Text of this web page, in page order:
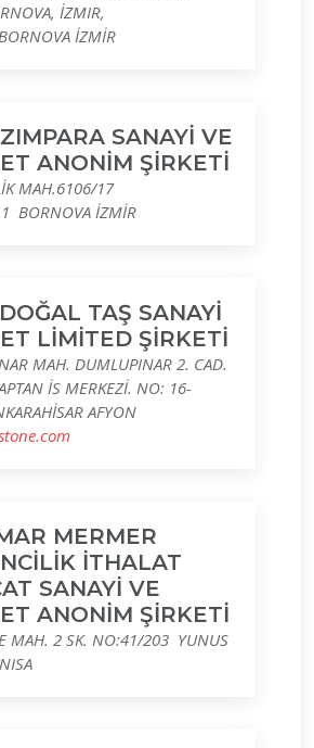
İZMIR,
İZMİR
SANAYİ VE
ANONİM ŞİRKETİ
MAH.6106/17
BORNOVA İZMİR
TAŞ SANAYİ
LİMİTED ŞİRKETİ
MAH. DUMLUPINAR 2. CAD.
İS MERKEZİ. NO: 16-
AFYON
MERMER
İTHALAT
SANAYİ VE
ANONİM ŞİRKETİ
MAH. 2 SK. NO:41/203 YUNUS